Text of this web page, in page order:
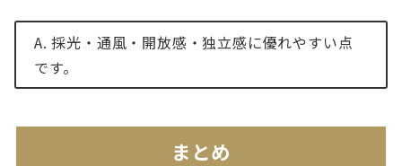
A. 採光・通風・開放感・独立感に優れやすい点
です。
まとめ